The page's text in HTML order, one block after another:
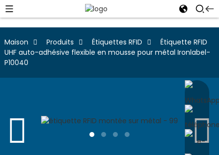
Maison Produits Étiquettes RFID
Étiquette RFID
UHF auto-adhésive flexible en mousse pour métal Ironlabel-
P10040